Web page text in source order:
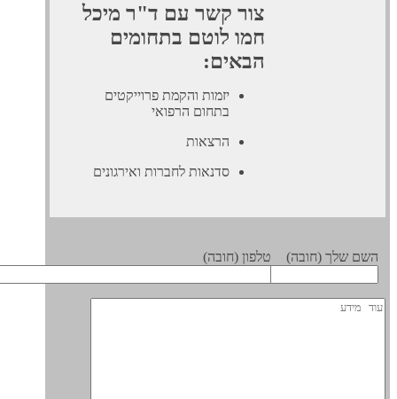
צור קשר עם ד"ר מיכל
חמו לוטם בתחומים
הבאים:
יזמות והקמת פרוייקטים
בתחום הרפואי
הרצאות
סדנאות לחברות ואירגונים
שלך (חובה) טלפון (חובה)